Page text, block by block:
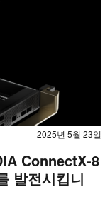
2025년 5월 23일
ConnectX-8
발전시킵니